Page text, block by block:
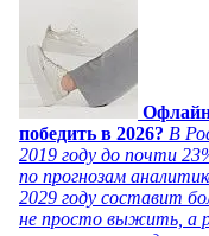
победить в 2026? В
2019 году до почти
по прогнозам
2029 году составит
не просто выжить, а